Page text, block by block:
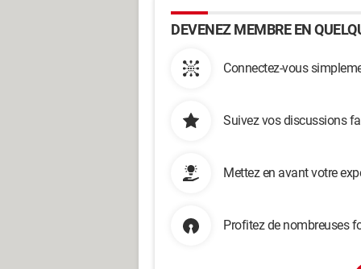
DEVENEZ MEMBRE EN
Connectez-vous
Suivez vos discussions
Mettez en avant votre
Profitez de nombreuses